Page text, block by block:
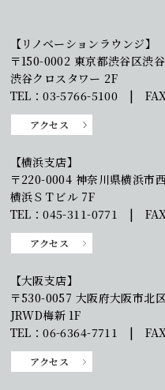
【リノベーションラウンジ】
〒150-0002 東京都渋谷区渋
渋谷クロスタワー 2F
TEL：03-5766-5100 |
アクセス
【横浜支店】
〒220-0004 神奈川県横浜市
横浜ＳＴビル 7F
TEL：045-311-0771 |
アクセス
【大阪支店】
〒530-0057 大阪府大阪市北
JRWD梅新 1F
TEL：06-6364-7711 |
アクセス